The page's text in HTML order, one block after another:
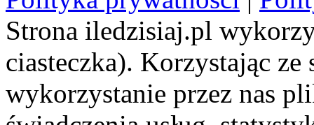
Strona iledzisiaj.pl
ciasteczka). Korzystając
wykorzystanie przez nas